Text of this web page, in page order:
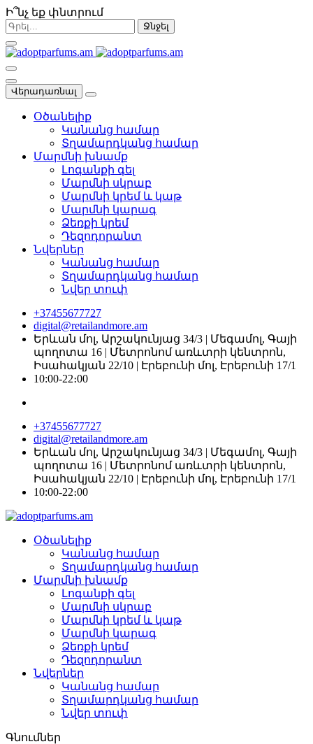
Ի՞նչ եք փնտրում
Ջնջել
Վերադառնալ
Օծանելիք
Կանանց համար
Տղամարդկանց համար
Մարմնի խնամք
Լոգանքի գել
Մարմնի սկրաբ
Մարմնի կրեմ և կաթ
Մարմնի կարագ
Ձեռքի կրեմ
Դեզոդորանտ
Նվերներ
Կանանց համար
Տղամարդկանց համար
Նվեր տուփ
+37455677727
digital@retailandmore.am
Երևան մոլ, Արշակունյաց 34/3 | Մեգամոլ, Գայի
պողոտա 16 | Մետրոնոմ առևտրի կենտրոն,
Իսահակյան 22/10 | Էրեբունի մոլ, Էրեբունի 17/1
10:00-22։00
+37455677727
digital@retailandmore.am
Երևան մոլ, Արշակունյաց 34/3 | Մեգամոլ, Գայի
պողոտա 16 | Մետրոնոմ առևտրի կենտրոն,
Իսահակյան 22/10 | Էրեբունի մոլ, Էրեբունի 17/1
10:00-22։00
Օծանելիք
Կանանց համար
Տղամարդկանց համար
Մարմնի խնամք
Լոգանքի գել
Մարմնի սկրաբ
Մարմնի կրեմ և կաթ
Մարմնի կարագ
Ձեռքի կրեմ
Դեզոդորանտ
Նվերներ
Կանանց համար
Տղամարդկանց համար
Նվեր տուփ
Գնումներ